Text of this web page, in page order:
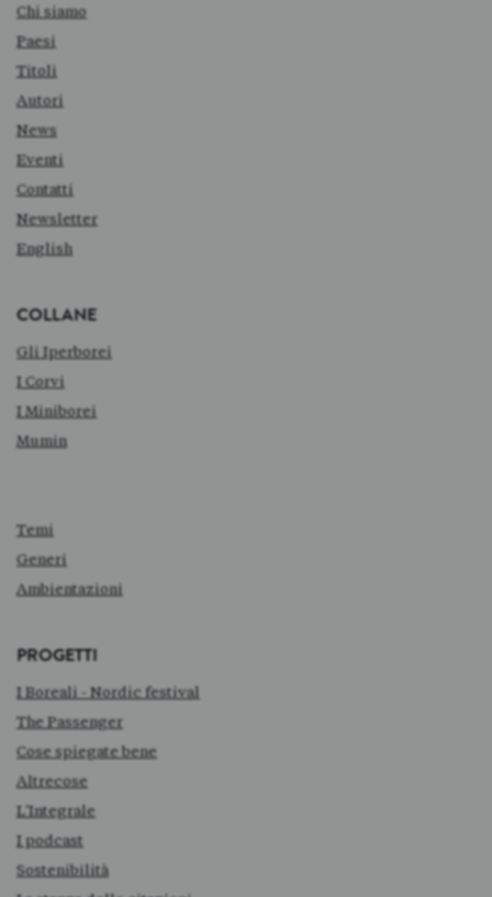
Chi siamo
Paesi
Titoli
Autori
News
Eventi
Contatti
Newsletter
English
COLLANE
Gli Iperborei
I Corvi
I Miniborei
Mumin
Temi
Generi
Ambientazioni
PROGETTI
I Boreali - Nordic festival
The Passenger
Cose spiegate bene
Altrecose
L'Integrale
I podcast
Sostenibilità